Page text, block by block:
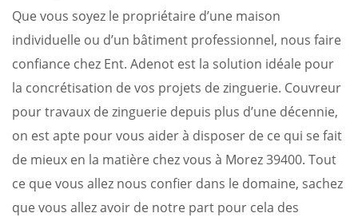
Que vous soyez le propriétaire d’une maison
individuelle ou d’un bâtiment professionnel, nous faire
confiance chez Ent. Adenot est la solution idéale pour
la concrétisation de vos projets de zinguerie. Couvreur
pour travaux de zinguerie depuis plus d’une décennie,
on est apte pour vous aider à disposer de ce qui se fait
de mieux en la matière chez vous à Morez 39400. Tout
ce que vous allez nous confier dans le domaine, sachez
que vous allez avoir de notre part pour cela des